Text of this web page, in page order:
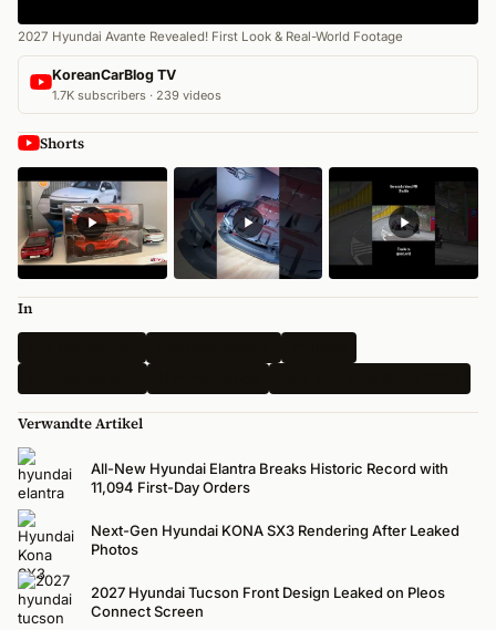
2027 Hyundai Avante Revealed! First Look & Real-World Footage
KoreanCarBlog TV
1.7K subscribers · 239 videos
Shorts
In
Verwandte Artikel
All-New Hyundai Elantra Breaks Historic Record with
11,094 First-Day Orders
Next-Gen Hyundai KONA SX3 Rendering After Leaked
Photos
2027 Hyundai Tucson Front Design Leaked on Pleos
Connect Screen